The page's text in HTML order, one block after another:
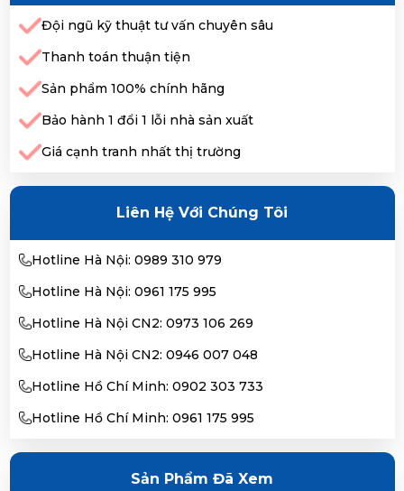
Đội ngũ kỹ thuật tư vấn chuyên sâu
Thanh toán thuận tiện
Sản phẩm 100% chính hãng
Bảo hành 1 đổi 1 lỗi nhà sản xuất
Giá cạnh tranh nhất thị trường
Liên Hệ Với Chúng Tôi
Hotline Hà Nội: 0989 310 979
Hotline Hà Nội: 0961 175 995
Hotline Hà Nội CN2: 0973 106 269
Hotline Hà Nội CN2: 0946 007 048
Hotline Hồ Chí Minh: 0902 303 733
Hotline Hồ Chí Minh: 0961 175 995
Sản Phẩm Đã Xem